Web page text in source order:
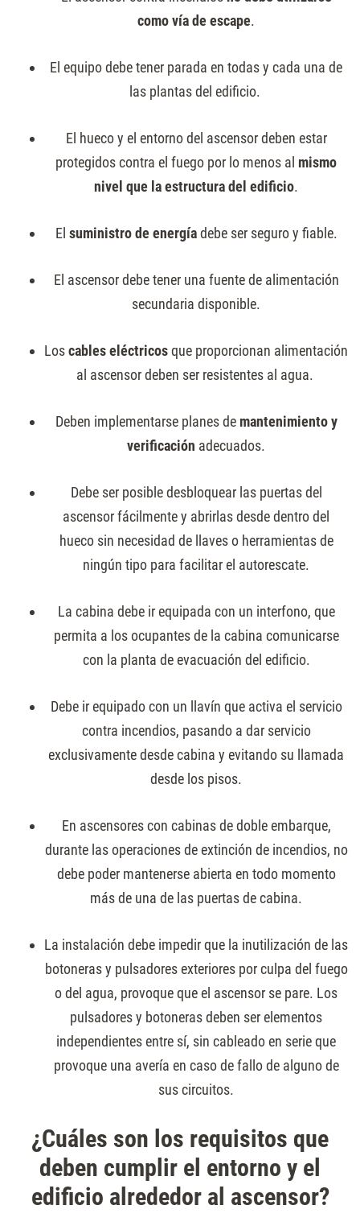
como vía de escape.
El equipo debe tener parada en todas y cada una de
las plantas del edificio.
El hueco y el entorno del ascensor deben estar
protegidos contra el fuego por lo menos al mismo
nivel que la estructura del edificio.
El suministro de energíadebe ser seguro y fiable.
El ascensor debe tener una fuente de alimentación
secundaria disponible.
Loscables eléctricosque proporcionan alimentación
al ascensor deben ser resistentes al agua.
Deben implementarse planes de mantenimiento y
verificación adecuados.
Debe ser posible desbloquear las puertas del
ascensor fácilmente y abrirlas desde dentro del
hueco sin necesidad de llaves o herramientas de
ningún tipo para facilitar el autorescate.
La cabina debe ir equipada con un interfono, que
permita a los ocupantes de la cabina comunicarse
con la planta de evacuación del edificio.
Debe ir equipado con un llavín que activa el servicio
contra incendios, pasando a dar servicio
exclusivamente desde cabina y evitando su llamada
desde los pisos.
En ascensores con cabinas de doble embarque,
durante las operaciones de extinción de incendios, no
debe poder mantenerse abierta en todo momento
más de una de las puertas de cabina.
La instalación debe impedir que la inutilización de las
botoneras y pulsadores exteriores por culpa del fuego
o del agua, provoque que el ascensor se pare. Los
pulsadores y botoneras deben ser elementos
independientes entre sí, sin cableado en serie que
provoque una avería en caso de fallo de alguno de
sus circuitos.
¿Cuáles son los requisitos que
deben cumplir el entorno y el
edificio alrededor al ascensor?